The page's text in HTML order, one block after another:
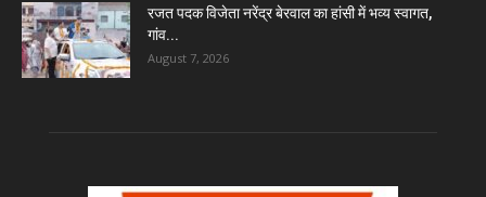
रजत पदक विजेता नरेंद्र बेरवाल का हांसी में भव्य स्वागत,
गांव...
August 7, 2026